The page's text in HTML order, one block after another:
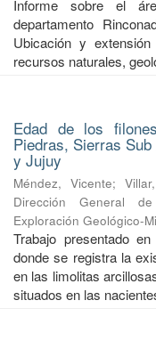
Informe sobre el
departamento
Ubicación y
recursos naturales,
Edad de los
Piedras, Sierras
y Jujuy
Méndez, Vicente;
Dirección General
Exploración Geológico-
Trabajo presentado
donde se registra la
en las limolitas
situados en las